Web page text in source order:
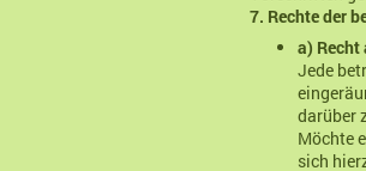
7. Rechte der
a)
Jede
darüber
Möchte
sich